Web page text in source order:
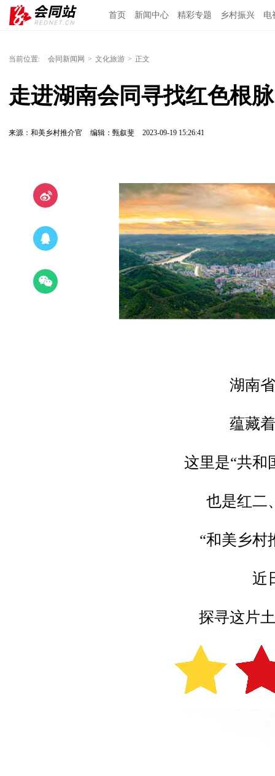
首页 新闻中心 精彩专题 乡村振兴 电
当前位置: 会同新闻网 > 文化旅游 > 正文
走进湖南会同寻找红色根脉
来源：和美乡村推介官 编辑：甄叙斐 2023-09-19 15:26:41
湖南
蕴藏
这里是“共和
也是红二
“和美乡村
近
探寻这片